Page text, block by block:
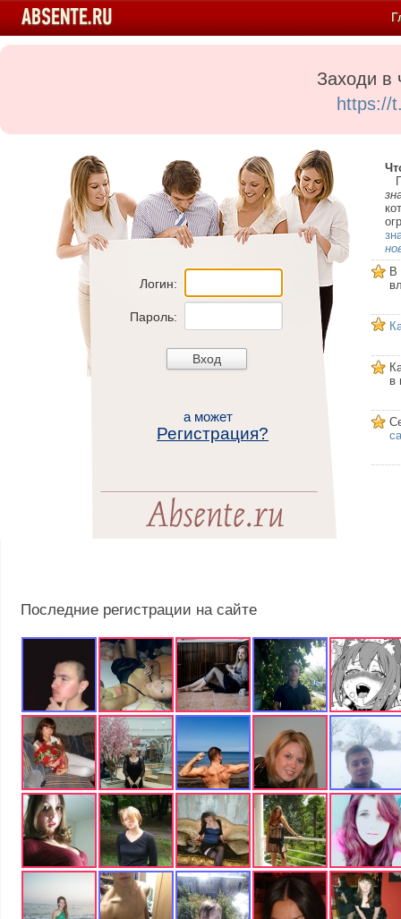
Заходи в
https://
Логин:
Пароль:
а может
Регистрация?
В
в
Последние регистрации на сайте